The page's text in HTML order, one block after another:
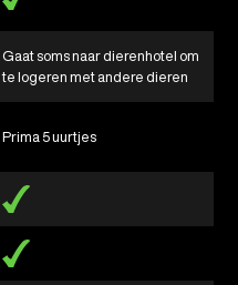
Gaat soms naar dierenhotel om
te logeren met andere dieren
Prima 5 uurtjes